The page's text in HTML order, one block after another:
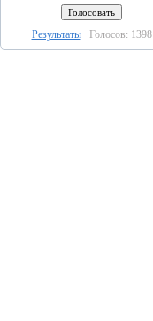
РезультатыГолосов: 1398